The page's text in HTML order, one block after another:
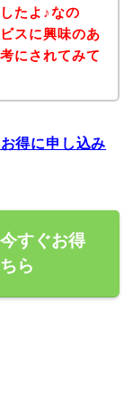
たよ♪なの
スに興味のあ
にされてみて
得に申し込み
すぐお得
ら